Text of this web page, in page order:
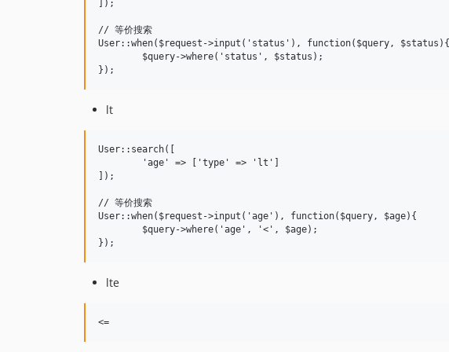
]);
// 等价搜索
User::when($request->input('status'), function($query, $status){
lt
User::search([
]);
// 等价搜索
User::when($request->input('age'), function($query, $age){
lte